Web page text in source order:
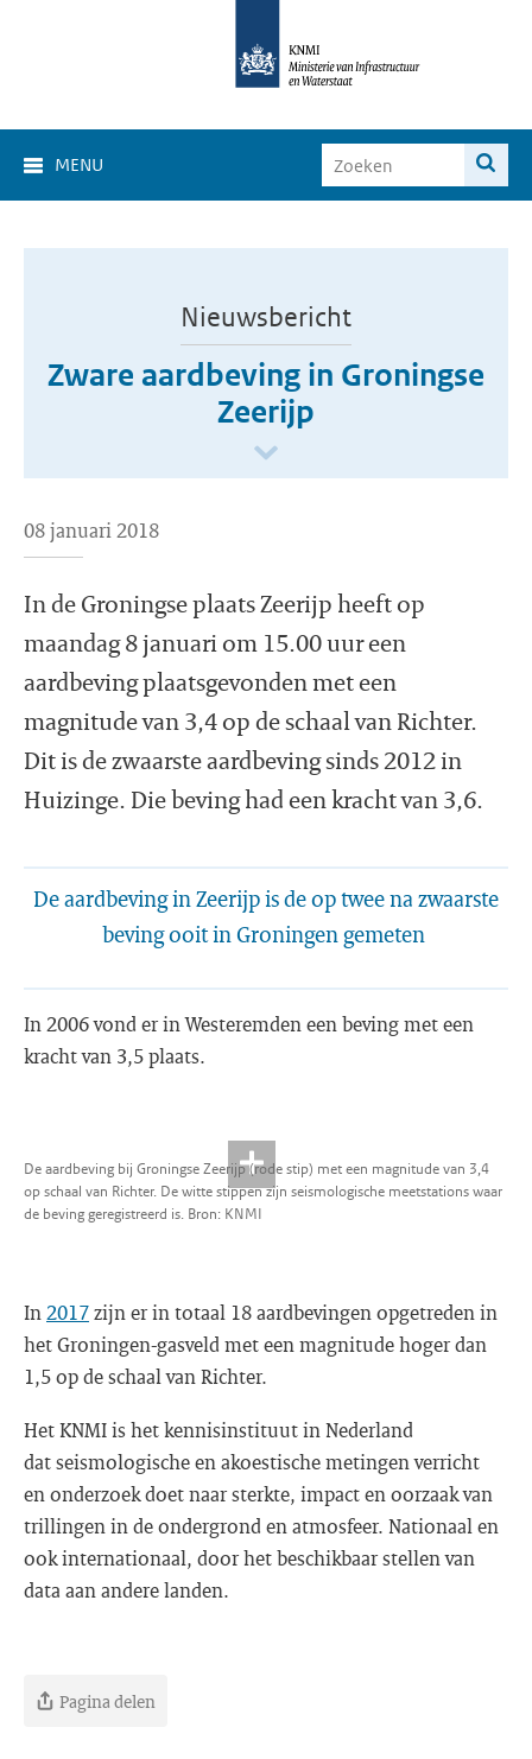
MENU
Nieuwsbericht
Zware aardbeving in Groningse
Zeerijp
08 januari 2018
In de Groningse plaats Zeerijp heeft op
maandag 8 januari om 15.00 uur een
aardbeving plaatsgevonden met een
magnitude van 3,4 op de schaal van Richter.
Dit is de zwaarste aardbeving sinds 2012 in
Huizinge. Die beving had een kracht van 3,6.
De aardbeving in Zeerijp is de op twee na zwaarste
beving ooit in Groningen gemeten
In 2006 vond er in Westeremden een beving met een
kracht van 3,5 plaats.
De aardbeving bij Groningse Zeerijp (rode stip) met een magnitude van 3,4
op schaal van Richter. De witte stippen zijn seismologische meetstations waar
de beving geregistreerd is. Bron: KNMI
In 2017zijn er in totaal 18 aardbevingen opgetreden in
het Groningen-gasveld met een magnitude hoger dan
1,5 op de schaal van Richter.
Het KNMI is het kennisinstituut in Nederland
dat seismologische en akoestische metingen verricht
en onderzoek doet naar sterkte, impact en oorzaak van
trillingen in de ondergrond en atmosfeer. Nationaal en
ook internationaal, door het beschikbaar stellen van
data aan andere landen.
Pagina delen